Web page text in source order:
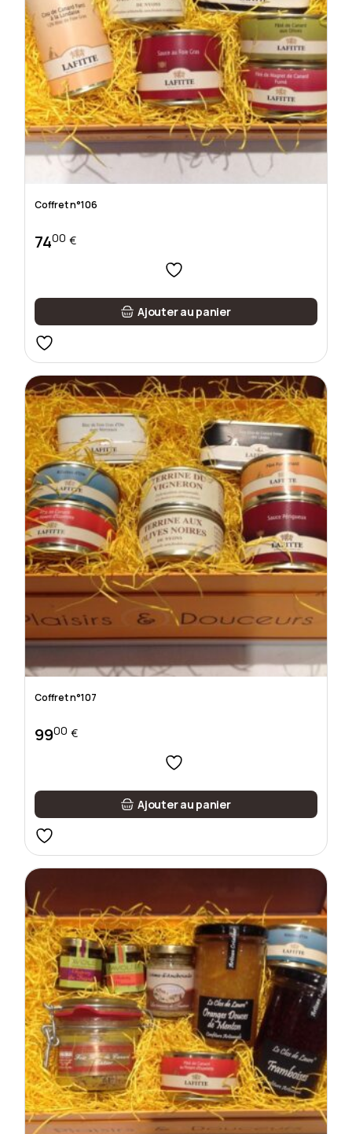
Coffret n°106
7400 €
Ajouter au panier
Coffret n°107
9900 €
Ajouter au panier